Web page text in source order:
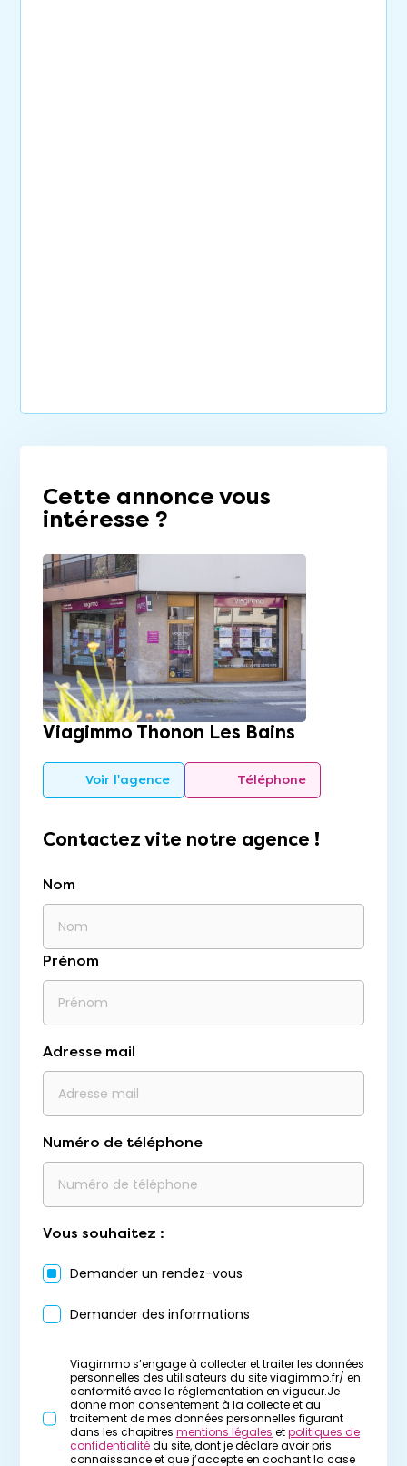
Cette annonce vous
intéresse ?
Viagimmo Thonon Les Bains
Voir l'agence Téléphone
Contactez vite notre agence !
Nom
Prénom
Adresse mail
Numéro de téléphone
Vous souhaitez :
Demander un rendez-vous
Demander des informations
Viagimmo s’engage à collecter et traiter les données
personnelles des utilisateurs du site viagimmo.fr/ en
conformité avec la réglementation en vigueur.Je
donne mon consentement à la collecte et au
traitement de mes données personnelles figurant
dans les chapitres mentions légales etpolitiques de
confidentialitédu site, dont je déclare avoir pris
connaissance et que j’accepte en cochant la case